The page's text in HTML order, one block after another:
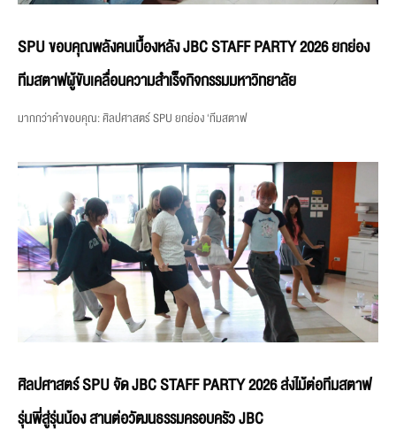
SPU ขอบคุณพลังคนเบื้องหลัง JBC STAFF PARTY 2026 ยกย่อง
ทีมสตาฟผู้ขับเคลื่อนความสำเร็จกิจกรรมมหาวิทยาลัย
มากกว่าคำขอบคุณ: ศิลปศาสตร์ SPU ยกย่อง ‘ทีมสตาฟ
ศิลปศาสตร์ SPU จัด JBC STAFF PARTY 2026 ส่งไม้ต่อทีมสตาฟ
รุ่นพี่สู่รุ่นน้อง สานต่อวัฒนธรรมครอบครัว JBC